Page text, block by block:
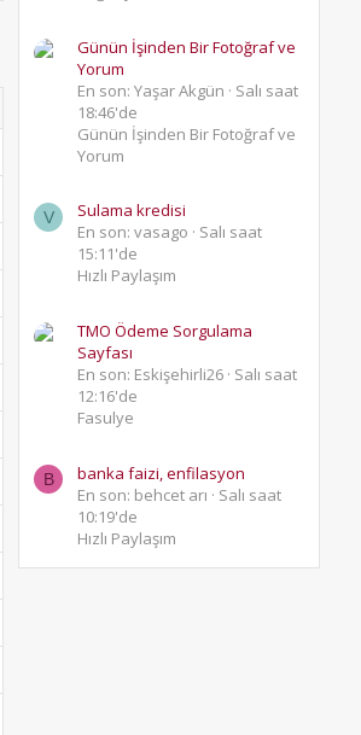
Günün İşinden Bir Fotoğraf ve
Yorum
En son: Yaşar Akgün
Salı saat
18:46'de
Günün İşinden Bir Fotoğraf ve
Yorum
V
Sulama kredisi
En son: vasago
Salı saat
15:11'de
Hızlı Paylaşım
TMO Ödeme Sorgulama
Sayfası
En son: Eskişehirli26 Salı saat
12:16'de
Fasulye
B
banka faizi, enfilasyon
En son: behcet arı
Salı saat
10:19'de
Hızlı Paylaşım